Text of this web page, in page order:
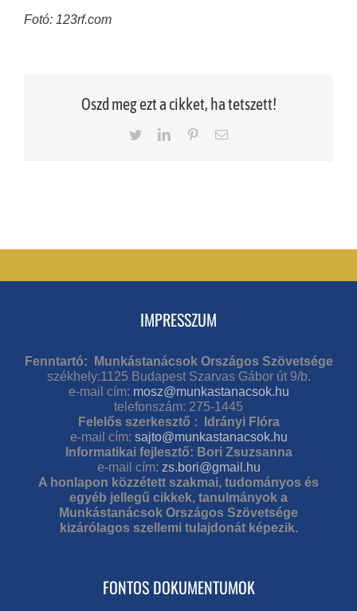
Fotó: 123rf.com
Oszd meg ezt a cikket, ha tetszett!
TwitterLinkedInPinterestEmail
IMPRESSZUM
Fenntartó: Munkástanácsok Országos Szövetsége
székhely:1125 Budapest Szarvas Gábor út 9/b.
e-mail cím: mosz@munkastanacsok.hu
telefonszám: 275-1445
Felelős szerkesztő : Idrányi Flóra
e-mail cím: sajto@munkastanacsok.hu
Informatikai fejlesztő: Bori Zsuzsanna
e-mail cím: zs.bori@gmail.hu
A honlapon közzétett szakmai, tudományos és
egyéb jellegű cikkek, tanulmányok a
Munkástanácsok Országos Szövetsége
kizárólagos szellemi tulajdonát képezik.
FONTOS DOKUMENTUMOK